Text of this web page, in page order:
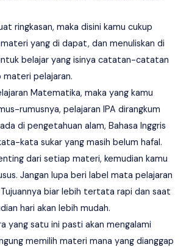
ringkasan, maka disini kamu cukup
yang di dapat, dan menuliskan di
belajar yang isinya catatan-catatan
pelajaran.
Matematika, maka yang kamu
rumusnya, pelajaran IPA dirangkum
di pengetahuan alam, Bahasa Inggris
kata sukar yang masih belum hafal.
dari setiap materi, kemudian kamu
Jangan lupa beri label mata pelajaran
biar lebih tertata rapi dan saat
hari akan lebih mudah.
yang satu ini pasti akan mengalami
memilih materi mana yang dianggap